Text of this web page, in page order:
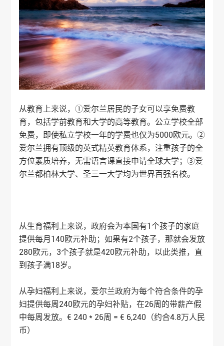
从教育上来说，①爱尔兰居民的子女可以享免费教
育，包括学前教育和大学的高等教育。公立学校全部
免费，即使私立学校一年的学费也仅为5000欧元。②
爱尔兰拥有顶级的英式精英教育体系，注重孩子的全
方位素质培养，无需语言课直接申请全球大学；③爱
尔兰都柏林大学、圣三一大学均为世界百强名校。
从生育福利上来说，政府会为本国有1个孩子的家庭
提供每月140欧元补助；如果有2个孩子，那就会发放
280欧元，3个孩子就是420欧元补助，以此类推，直
到孩子满18岁。
从孕妇福利上来说，爱尔兰政府为每个符合条件的孕
妇提供每周240欧元的孕妇补贴，在26周的带薪产假
中每周发放。€ 240 * 26周 = € 6,240（约合4.8万人民
币）